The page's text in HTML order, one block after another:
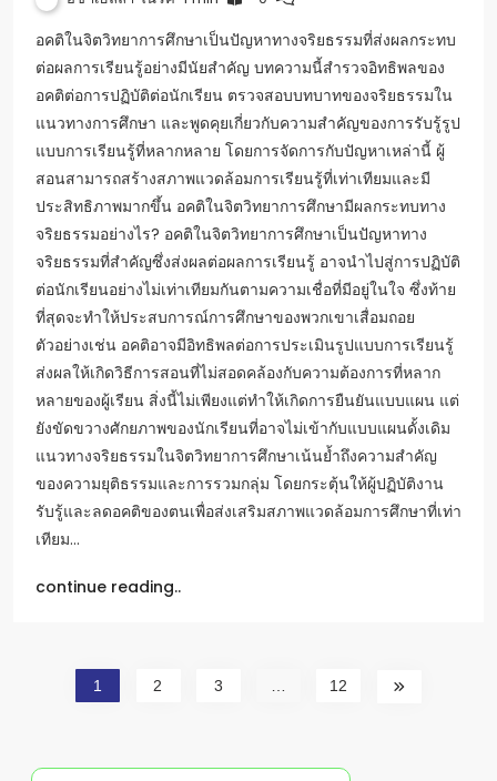
อคติในจิตวิทยาการศึกษาเป็นปัญหาทางจริยธรรมที่ส่งผลกระทบ
ต่อผลการเรียนรู้อย่างมีนัยสำคัญ บทความนี้สำรวจอิทธิพลของ
อคติต่อการปฏิบัติต่อนักเรียน ตรวจสอบบทบาทของจริยธรรมใน
แนวทางการศึกษา และพูดคุยเกี่ยวกับความสำคัญของการรับรู้รูป
แบบการเรียนรู้ที่หลากหลาย โดยการจัดการกับปัญหาเหล่านี้ ผู้
สอนสามารถสร้างสภาพแวดล้อมการเรียนรู้ที่เท่าเทียมและมี
ประสิทธิภาพมากขึ้น อคติในจิตวิทยาการศึกษามีผลกระทบทาง
จริยธรรมอย่างไร? อคติในจิตวิทยาการศึกษาเป็นปัญหาทาง
จริยธรรมที่สำคัญซึ่งส่งผลต่อผลการเรียนรู้ อาจนำไปสู่การปฏิบัติ
ต่อนักเรียนอย่างไม่เท่าเทียมกันตามความเชื่อที่มีอยู่ในใจ ซึ่งท้าย
ที่สุดจะทำให้ประสบการณ์การศึกษาของพวกเขาเสื่อมถอย
ตัวอย่างเช่น อคติอาจมีอิทธิพลต่อการประเมินรูปแบบการเรียนรู้
ส่งผลให้เกิดวิธีการสอนที่ไม่สอดคล้องกับความต้องการที่หลาก
หลายของผู้เรียน สิ่งนี้ไม่เพียงแต่ทำให้เกิดการยืนยันแบบแผน แต่
ยังขัดขวางศักยภาพของนักเรียนที่อาจไม่เข้ากับแบบแผนดั้งเดิม
แนวทางจริยธรรมในจิตวิทยาการศึกษาเน้นย้ำถึงความสำคัญ
ของความยุติธรรมและการรวมกลุ่ม โดยกระตุ้นให้ผู้ปฏิบัติงาน
รับรู้และลดอคติของตนเพื่อส่งเสริมสภาพแวดล้อมการศึกษาที่เท่า
เทียม…
continue reading..
1 2 3 … 12